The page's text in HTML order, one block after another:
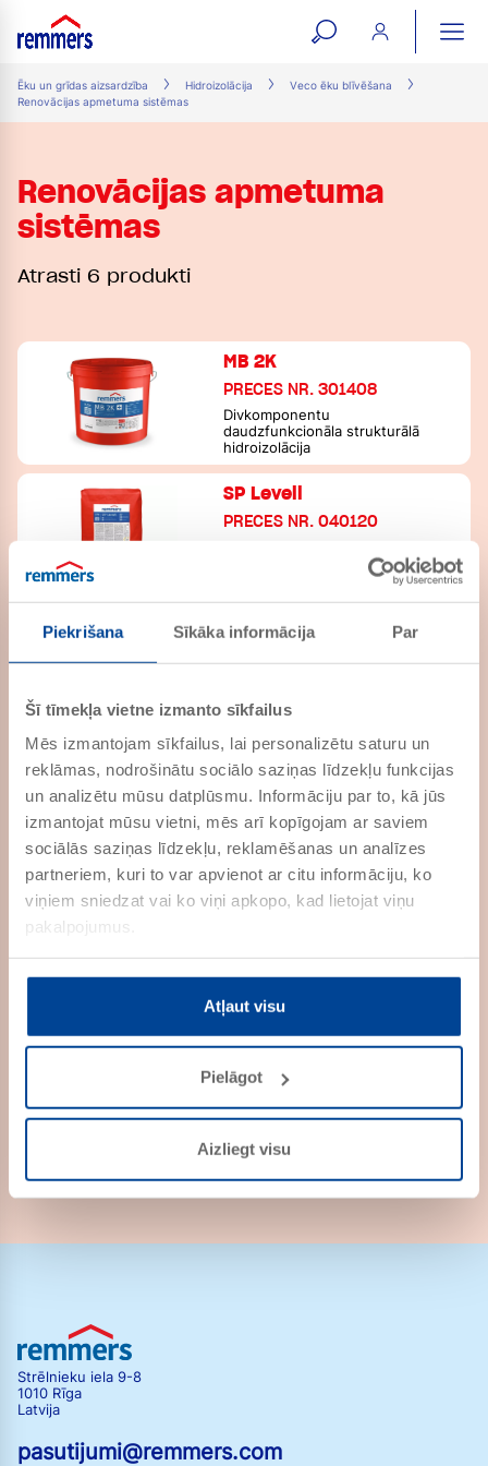
Piekrišana Sīkāka informācija Par
Šī tīmekļa vietne izmanto sīkfailus
Mēs izmantojam sīkfailus, lai personalizētu saturu un
reklāmas, nodrošinātu sociālo saziņas līdzekļu funkcijas
un analizētu mūsu datplūsmu. Informāciju par to, kā jūs
izmantojat mūsu vietni, mēs arī kopīgojam ar saviem
sociālās saziņas līdzekļu, reklamēšanas un analīzes
partneriem, kuri to var apvienot ar citu informāciju, ko
viņiem sniedzat vai ko viņi apkopo, kad lietojat viņu
pakalpojumus.
Atļaut visu
Pielāgot
Aizliegt visu
open
search
form
Ēku un grīdas aizsardzība Hidroizolācija
Veco ēku blīvēšana
Renovācijas apmetuma sistēmas
Renovācijas apmetuma
sistēmas
Atrasti 6 produkti
MB 2K
PRECES NR. 301408
Divkomponentu
daudzfunkcionāla strukturālā
hidroizolācija
SP Levell
PRECES NR. 040120
uzņemšanai renovācijas
apmetuma sistēmā mitrām un
SP Prep
PRECES NR. 040030
SP Top SR
PRECES NR. 041620
Sanācijas apmetums mitriem un
sāļus saturošiem mūriem ar īpaši
augstu sulfātu noturību, saskaņā
ar WTA
SP Top White
PRECES NR. 040220
sāļus saturošiem mūriem
VZ MB
PRECES NR. 300501
Strēlnieku iela 9-8
1010 Rīga
Latvija
pasutijumi@remmers.com